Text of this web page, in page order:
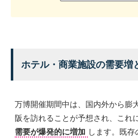
ホテル・商業施設の需要増
万博開催期間中は、国内外から膨
阪を訪れることが予想され、これ
需要が爆発的に増加 します。既